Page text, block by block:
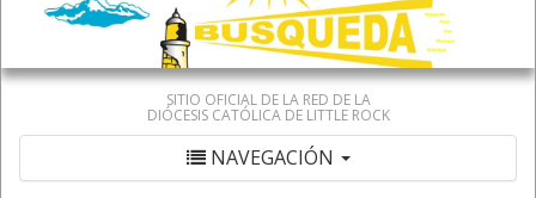
SITIO OFICIAL DE LA RED DE LA
DIÓCESIS CATÓLICA DE LITTLE ROCK
NAVEGACIÓN